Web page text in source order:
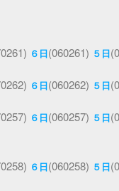
６日(060261) ５日
６日(060262) ５日
６日(060257) ５日
６日(060258) ５日